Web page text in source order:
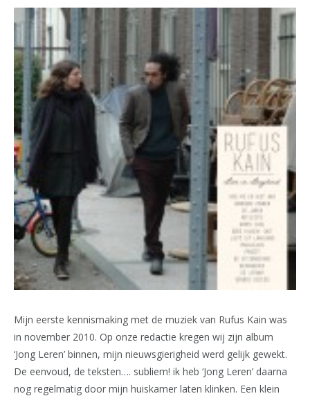
Mijn eerste kennismaking met de muziek van Rufus Kain was
in november 2010. Op onze redactie kregen wij zijn album
‘Jong Leren’ binnen, mijn nieuwsgierigheid werd gelijk gewekt.
De eenvoud, de teksten…. subliem! ik heb ‘Jong Leren’ daarna
nog regelmatig door mijn huiskamer laten klinken. Een klein